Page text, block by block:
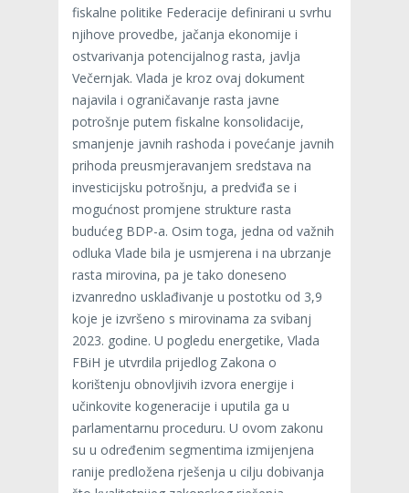
fiskalne politike Federacije definirani u svrhu
njihove provedbe, jačanja ekonomije i
ostvarivanja potencijalnog rasta, javlja
Večernjak. Vlada je kroz ovaj dokument
najavila i ograničavanje rasta javne
potrošnje putem fiskalne konsolidacije,
smanjenje javnih rashoda i povećanje javnih
prihoda preusmjeravanjem sredstava na
investicijsku potrošnju, a predviđa se i
mogućnost promjene strukture rasta
budućeg BDP-a. Osim toga, jedna od važnih
odluka Vlade bila je usmjerena i na ubrzanje
rasta mirovina, pa je tako doneseno
izvanredno usklađivanje u postotku od 3,9
koje je izvršeno s mirovinama za svibanj
2023. godine. U pogledu energetike, Vlada
FBiH je utvrdila prijedlog Zakona o
korištenju obnovljivih izvora energije i
učinkovite kogeneracije i uputila ga u
parlamentarnu proceduru. U ovom zakonu
su u određenim segmentima izmijenjena
ranije predložena rješenja u cilju dobivanja